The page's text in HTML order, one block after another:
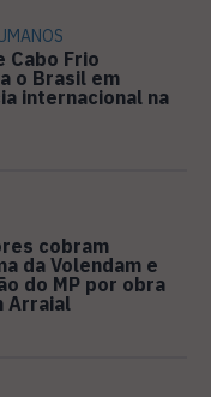
Cabo Frio
o Brasil em
internacional na
cobram
da Volendam e
do MP por obra
Arraial